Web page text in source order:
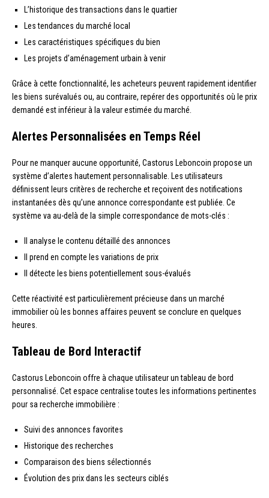
L’historique des transactions dans le quartier
Les tendances du marché local
Les caractéristiques spécifiques du bien
Les projets d’aménagement urbain à venir
Grâce à cette fonctionnalité, les acheteurs peuvent rapidement identifier
les biens surévalués ou, au contraire, repérer des opportunités où le prix
demandé est inférieur à la valeur estimée du marché.
Alertes Personnalisées en Temps Réel
Pour ne manquer aucune opportunité, Castorus Leboncoin propose un
système d’alertes hautement personnalisable. Les utilisateurs
définissent leurs critères de recherche et reçoivent des notifications
instantanées dès qu’une annonce correspondante est publiée. Ce
système va au-delà de la simple correspondance de mots-clés :
Il analyse le contenu détaillé des annonces
Il prend en compte les variations de prix
Il détecte les biens potentiellement sous-évalués
Cette réactivité est particulièrement précieuse dans un marché
immobilier où les bonnes affaires peuvent se conclure en quelques
heures.
Tableau de Bord Interactif
Castorus Leboncoin offre à chaque utilisateur un tableau de bord
personnalisé. Cet espace centralise toutes les informations pertinentes
pour sa recherche immobilière :
Suivi des annonces favorites
Historique des recherches
Comparaison des biens sélectionnés
Évolution des prix dans les secteurs ciblés